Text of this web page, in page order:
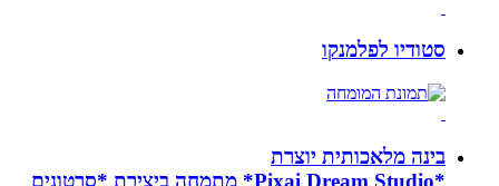
סטודיו לפלמנקו
בינה מלאכותית יוצרת
*Pixai Dream Studio* מתמחה ביצירת *סרטונים